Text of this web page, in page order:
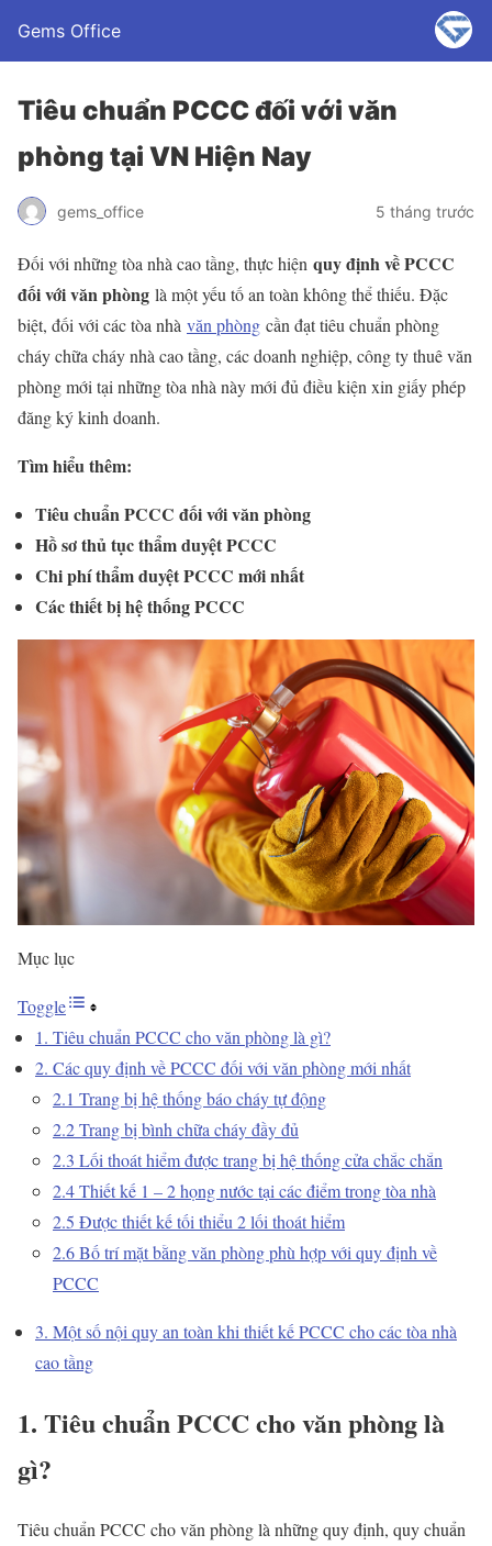
Gems Office
Tiêu chuẩn PCCC đối với văn
phòng tại VN Hiện Nay
gems_office 5 tháng trước
Đối với những tòa nhà cao tầng, thực hiện quy định về PCCC
đối với văn phòng là một yếu tố an toàn không thể thiếu. Đặc
biệt, đối với các tòa nhà văn phòng cần đạt tiêu chuẩn phòng
cháy chữa cháy nhà cao tầng, các doanh nghiệp, công ty thuê văn
phòng mới tại những tòa nhà này mới đủ điều kiện xin giấy phép
đăng ký kinh doanh.
Tìm hiểu thêm:
Tiêu chuẩn PCCC đối với văn phòng
Hồ sơ thủ tục thẩm duyệt PCCC
Chi phí thẩm duyệt PCCC mới nhất
Các thiết bị hệ thống PCCC
Mục lục
Toggle
1. Tiêu chuẩn PCCC cho văn phòng là gì?
2. Các quy định về PCCC đối với văn phòng mới nhất
2.1 Trang bị hệ thống báo cháy tự động
2.2 Trang bị bình chữa cháy đầy đủ
2.3 Lối thoát hiểm được trang bị hệ thống cửa chắc chắn
2.4 Thiết kế 1 – 2 họng nước tại các điểm trong tòa nhà
2.5 Được thiết kế tối thiểu 2 lối thoát hiểm
2.6 Bố trí mặt bằng văn phòng phù hợp với quy định về
PCCC
3. Một số nội quy an toàn khi thiết kế PCCC cho các tòa nhà
cao tầng
1. Tiêu chuẩn PCCC cho văn phòng là
gì?
Tiêu chuẩn PCCC cho văn phòng là những quy định, quy chuẩn